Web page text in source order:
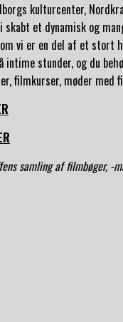
kulturcenter,
skabt et dynamisk og
om vi er en del af et
intime stunder, og du
filmkurser, møder med
samling af filmbøger,